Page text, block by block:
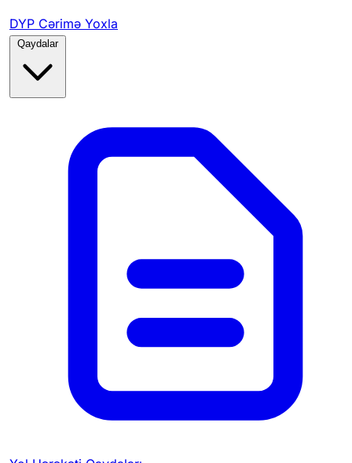
DYP Cərimə Yoxla
Qaydalar